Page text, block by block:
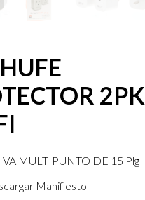
2PK
MULTIPUNTO DE 15 Plg
Manifiesto